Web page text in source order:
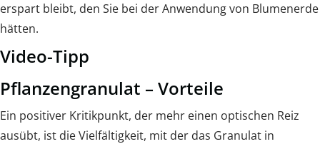
erspart bleibt, den Sie bei der Anwendung von Blumenerde
hätten.
Video-Tipp
Pflanzengranulat – Vorteile
Ein positiver Kritikpunkt, der mehr einen optischen Reiz
ausübt, ist die Vielfältigkeit, mit der das Granulat in